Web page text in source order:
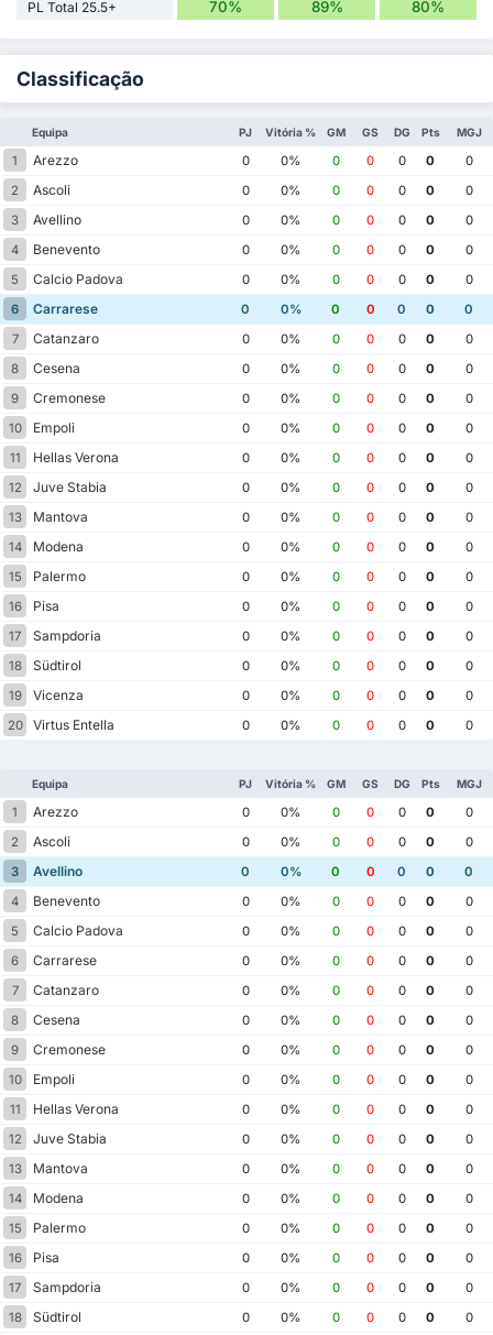
PL Total 25.5+ 70% 89% 80%
Classificação
Equipa PJ Vitória % GM GS DG Pts MGJ
1 Arezzo 0 0% 0 0 0 0
0
2
Ascoli 0 0% 0 0 0 0
0
3
Avellino 0 0% 0 0 0 0
0
4
Benevento 0 0% 0 0 0 0
0
5
Calcio Padova 0 0% 0 0 0 0
0
6
Carrarese 0 0% 0 0 0 0
0
7
Catanzaro 0 0% 0 0 0 0
0
8
Cesena 0 0% 0 0 0 0
0
9
Cremonese 0 0% 0 0 0 0
0
10
Empoli 0 0% 0 0 0 0
0
11
Hellas Verona 0 0% 0 0 0 0
0
12
Juve Stabia 0 0% 0 0 0 0
0
13
Mantova 0 0% 0 0 0 0
0
14
Modena 0 0% 0 0 0 0
0
15
Palermo 0 0% 0 0 0 0
0
16
Pisa 0 0% 0 0 0 0
0
17
Sampdoria 0 0% 0 0 0 0
0
18
Südtirol 0 0% 0 0 0 0
0
19
Vicenza 0 0% 0 0 0 0
0
20
Virtus Entella 0 0% 0 0 0 0 0
Equipa PJ Vitória % GM GS DG Pts MGJ
1 Arezzo 0 0% 0 0 0 0
0
2
Ascoli 0 0% 0 0 0 0
0
3
Avellino 0 0% 0 0 0 0
0
4
Benevento 0 0% 0 0 0 0
0
5
Calcio Padova 0 0% 0 0 0 0
0
6
Carrarese 0 0% 0 0 0 0
0
7
Catanzaro 0 0% 0 0 0 0
0
8
Cesena 0 0% 0 0 0 0
0
9
Cremonese 0 0% 0 0 0 0
0
10
Empoli 0 0% 0 0 0 0
0
11
Hellas Verona 0 0% 0 0 0 0
0
12
Juve Stabia 0 0% 0 0 0 0
0
13
Mantova 0 0% 0 0 0 0
0
14
Modena 0 0% 0 0 0 0
0
15
Palermo 0 0% 0 0 0 0
0
16
Pisa 0 0% 0 0 0 0
0
17
Sampdoria 0 0% 0 0 0 0
0
18
Südtirol 0 0% 0 0 0 0
0